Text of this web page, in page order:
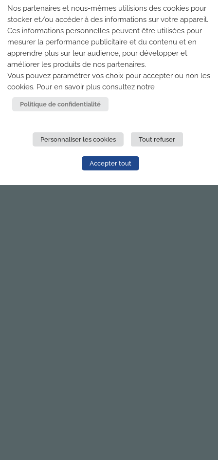
Nos partenaires et nous-mêmes utilisions des cookies pour
stocker et/ou accéder à des informations sur votre appareil.
Ces informations personnelles peuvent être utilisées pour
mesurer la performance publicitaire et du contenu et en
apprendre plus sur leur audience, pour développer et
améliorer les produits de nos partenaires.
Vous pouvez paramétrer vos choix pour accepter ou non les
cookies. Pour en savoir plus consultez notre
Politique de confidentialité
Personnaliser les cookies Tout refuser
Accepter tout